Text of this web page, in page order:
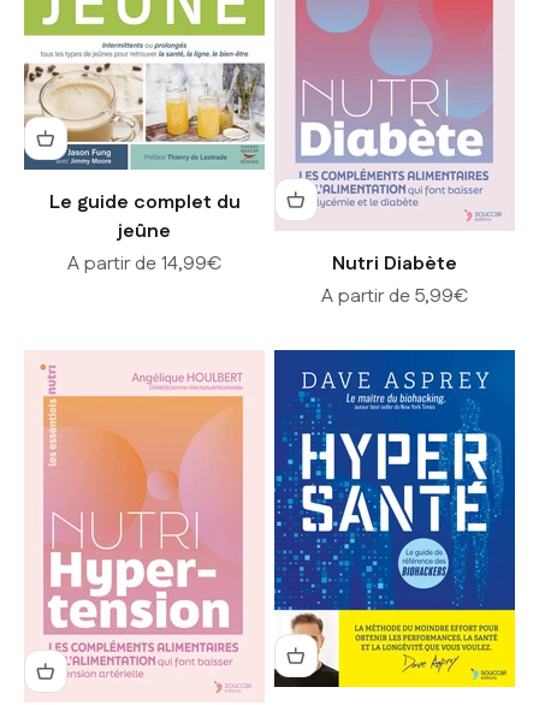
Le guide complet du
jeûne
Prix de vente
A partir de 14,99€
Nutri Diabète
Prix de vente
A partir de 5,99€